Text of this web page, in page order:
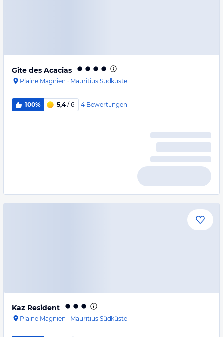
Gite des Acacias
Plaine Magnien · Mauritius Südküste
100% 5,4/ 6 4 Bewertungen
Kaz Resident
Plaine Magnien · Mauritius Südküste